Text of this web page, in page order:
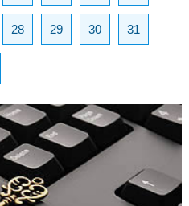
28 29 30 31